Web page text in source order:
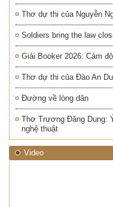
Thơ dự thi của Nguyễn
Soldiers bring the law
Giải Booker 2026: Cảm
Thơ dự thi của Đào An
Đường về lòng dân
Thơ Trương Đăng Dung:
nghệ thuật
Video